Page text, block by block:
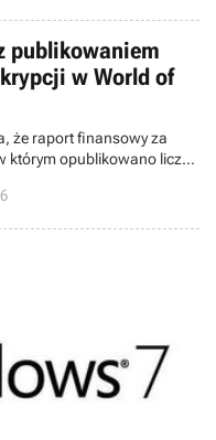
publikowaniem
w World of
że raport finansowy za
którym opublikowano liczbę
przedstawicieli
wyznacznikiem